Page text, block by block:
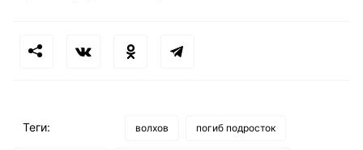
Теги: волхов погиб подросток